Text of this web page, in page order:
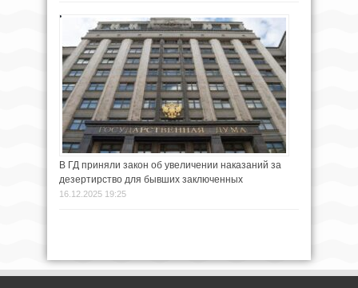
В ГД приняли закон об увеличении наказаний за
дезертирство для бывших заключенных
16.12.2025 19:25